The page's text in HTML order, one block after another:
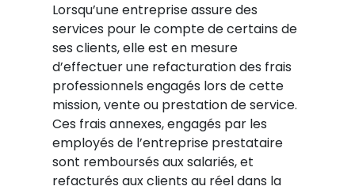
Lorsqu’une entreprise assure des
services pour le compte de certains de
ses clients, elle est en mesure
d’effectuer une refacturation des frais
professionnels engagés lors de cette
mission, vente ou prestation de service.
Ces frais annexes, engagés par les
employés de l’entreprise prestataire
sont remboursés aux salariés, et
refacturés aux clients au réel dans la